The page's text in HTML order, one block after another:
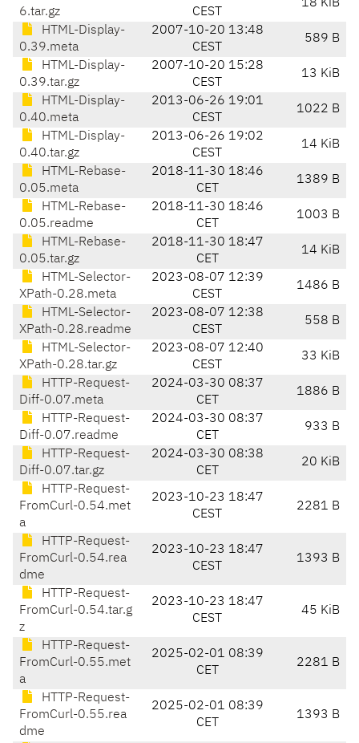
6.tar.gz
CEST
18 KiB
HTML-Display-
0.39.meta
2007-10-20 13:48
CEST
589 B
HTML-Display-
0.39.tar.gz
2007-10-20 15:28
CEST
13 KiB
HTML-Display-
0.40.meta
2013-06-26 19:01
CEST
1022 B
HTML-Display-
0.40.tar.gz
2013-06-26 19:02
CEST
14 KiB
HTML-Rebase-
0.05.meta
2018-11-30 18:46
CET
1389 B
HTML-Rebase-
0.05.readme
2018-11-30 18:46
CET
1003 B
HTML-Rebase-
0.05.tar.gz
2018-11-30 18:47
CET
14 KiB
HTML-Selector-
XPath-0.28.meta
2023-08-07 12:39
CEST
1486 B
HTML-Selector-
XPath-0.28.readme
2023-08-07 12:38
CEST
558 B
HTML-Selector-
XPath-0.28.tar.gz
2023-08-07 12:40
CEST
33 KiB
HTTP-Request-
Diff-0.07.meta
2024-03-30 08:37
CET
1886 B
HTTP-Request-
Diff-0.07.readme
2024-03-30 08:37
CET
933 B
HTTP-Request-
Diff-0.07.tar.gz
2024-03-30 08:38
CET
20 KiB
HTTP-Request-
FromCurl-0.54.met
a
2023-10-23 18:47
CEST
2281 B
HTTP-Request-
FromCurl-0.54.rea
dme
2023-10-23 18:47
CEST
1393 B
HTTP-Request-
FromCurl-0.54.tar.g
z
2023-10-23 18:47
CEST
45 KiB
HTTP-Request-
FromCurl-0.55.met
a
2025-02-01 08:39
CET
2281 B
HTTP-Request-
FromCurl-0.55.rea
dme
2025-02-01 08:39
CET
1393 B